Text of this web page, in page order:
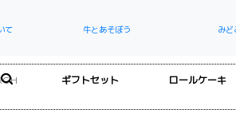
て 牛とあそぼう みど
ギフトセット ロールケーキ